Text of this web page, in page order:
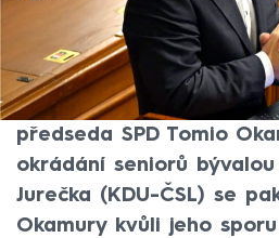
Téma důchodů se v
zvrhlo v emotivní slovní
Opozičním poslancům se
předseda SPD Tomio
okrádání seniorů
Jurečka (KDU-ČSL) se
Okamury kvůli jeho